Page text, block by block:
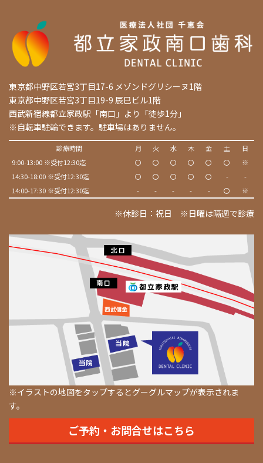
東京都中野区若宮3丁目17-6 メゾンドグリシーヌ1階
東京都中野区若宮3丁目19-9 辰巳ビル1階
西武新宿線都立家政駅「南口」より「徒歩1分」
※自転車駐輪できます。駐車場はありません。
診療時間 月 火 水 木 金 土
日
9:00-13:00 ※受付12:30迄
〇 〇 〇 〇 〇 〇
※
14:30-18:00 ※受付12:30迄
〇 〇 〇 〇 〇 -
-
14:00-17:30 ※受付12:30迄
- - - - - 〇 ※
※休診日：祝日 ※日曜は隔週で診療
※イラストの地図をタップするとグーグルマップが表示されま
す。
ご予約・お問合せはこちら